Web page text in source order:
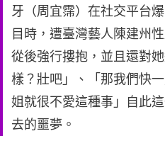
牙（周宜霈）在社交平台
目時，遭臺灣藝人陳建州
從後強行摟抱，並且還對
樣？壯吧」、「那我們快
姐就很不愛這種事」自此
去的噩夢。